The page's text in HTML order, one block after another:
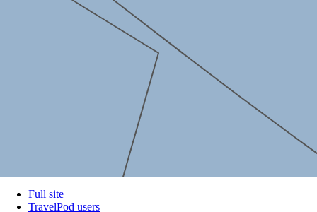
Full site
TravelPod users